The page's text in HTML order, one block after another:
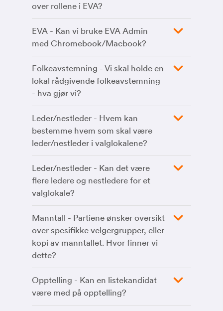
over rollene i EVA?
EVA - Kan vi bruke EVA Admin
med Chromebook/Macbook?
Folkeavstemning - Vi skal holde en
lokal rådgivende folkeavstemning
- hva gjør vi?
Leder/nestleder - Hvem kan
bestemme hvem som skal være
leder/nestleder i valglokalene?
Leder/nestleder - Kan det være
flere ledere og nestledere for et
valglokale?
Manntall - Partiene ønsker oversikt
over spesifikke velgergrupper, eller
kopi av manntallet. Hvor finner vi
dette?
Opptelling - Kan en listekandidat
være med på opptelling?